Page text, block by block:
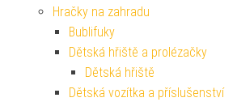
Hračky na zahradu
Bublifuky
Dětská hřiště a prolézačky
Dětská hřiště
Dětská vozítka a příslušenství